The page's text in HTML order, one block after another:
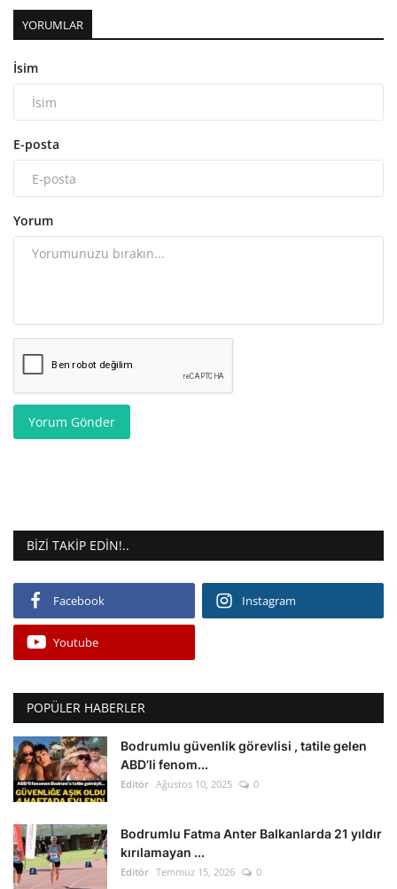
YORUMLAR
İsim
E-posta
Yorum
Yorum Gönder
BIZI TAKIP EDIN!..
Facebook Instagram
Youtube
POPÜLER HABERLER
Bodrumlu güvenlik görevlisi , tatile gelen
ABD’li fenom...
Editör Ağustos 10, 2025 0
Bodrumlu Fatma Anter Balkanlarda 21 yıldır
kırılamayan ...
Editör Temmuz 15, 2026 0